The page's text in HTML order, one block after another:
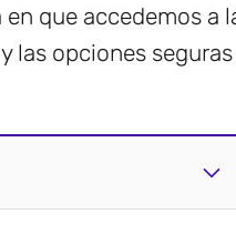
que accedemos a
las opciones seguras